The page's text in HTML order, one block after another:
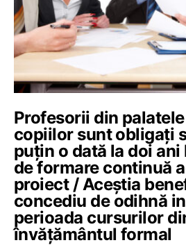
Profesorii din
copiilor sunt obligați
puțin o dată la doi
de formare continuă
proiect / Aceștia
concediu de odihnă
perioada cursurilor
învățământul formal